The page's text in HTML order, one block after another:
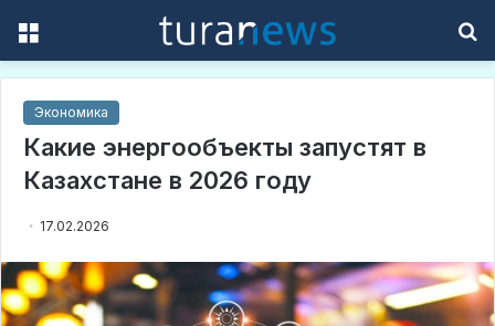
Экономика
Какие энергообъекты запустят в
Казахстане в 2026 году
17.02.2026